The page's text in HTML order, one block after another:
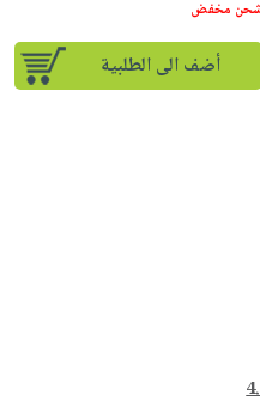
مخفض
أضف الى الطلبية